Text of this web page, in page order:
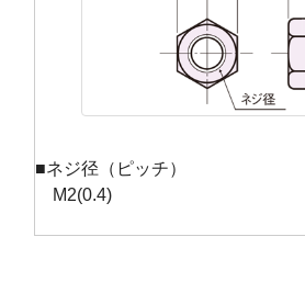
■ネジ径（ピッチ）
M2(0.4)